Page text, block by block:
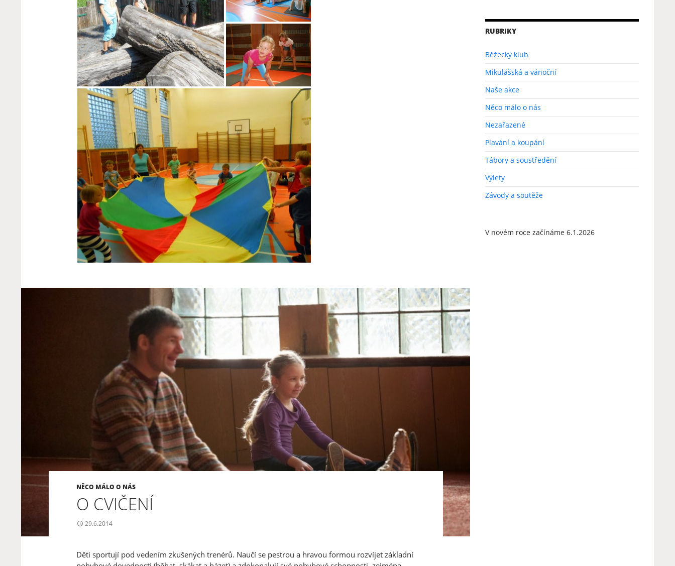
NĚCO MÁLO O NÁS
O CVIČENÍ
29.6.2014
Děti sportují pod vedením zkušených trenérů. Naučí se pestrou a hravou formou rozvíjet základní
RUBRIKY
Běžecký klub
Mikulášská a vánoční
Naše akce
Něco málo o nás
Nezařazené
Plavání a koupání
Tábory a soustředění
Výlety
Závody a soutěže
V novém roce začínáme 6.1.2026